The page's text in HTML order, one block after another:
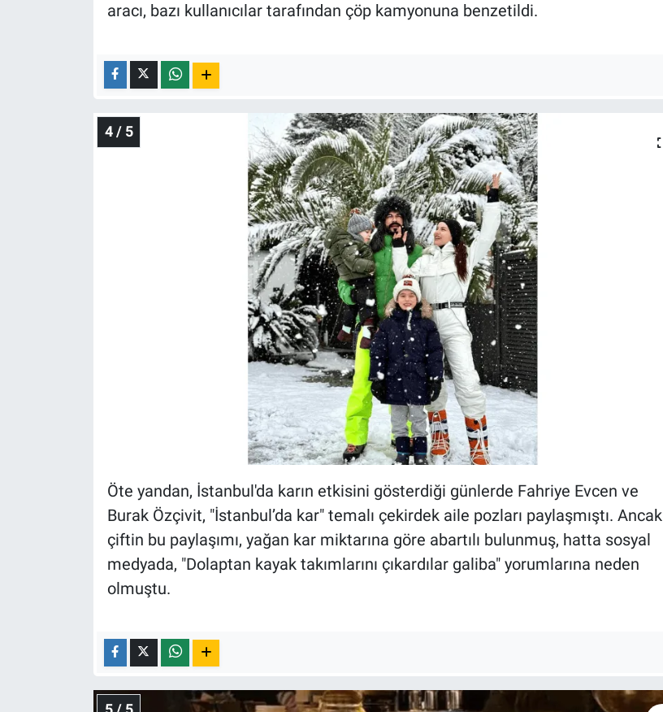
aracı, bazı kullanıcılar tarafından çöp kamyonuna benzetildi.
4 / 5
Öte yandan, İstanbul'da karın etkisini gösterdiği günlerde Fahriye Evcen ve
Burak Özçivit, "İstanbul’da kar" temalı çekirdek aile pozları paylaşmıştı. Ancak
çiftin bu paylaşımı, yağan kar miktarına göre abartılı bulunmuş, hatta sosyal
medyada, "Dolaptan kayak takımlarını çıkardılar galiba" yorumlarına neden
olmuştu.